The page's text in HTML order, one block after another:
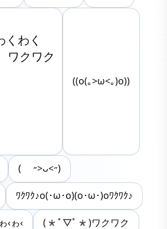
わく
ワクワク
((o(｡>ω<｡)o))
( ˶>ᴗ<˶)
ﾜｸﾜｸ♪o(･ω･o)(o･ω･)oﾜｸﾜｸ♪
‹ゎ‹ (*ﾟ▽ﾟ*)ワクワク